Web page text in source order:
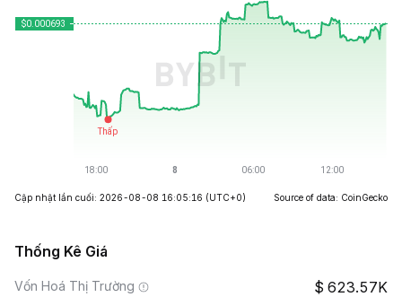
Cập nhật lần cuối: 2026-08-08 16:05:16 (UTC+0) Source of data: CoinGecko
Thống Kê Giá
Vốn Hoá Thị Trường 623.57K